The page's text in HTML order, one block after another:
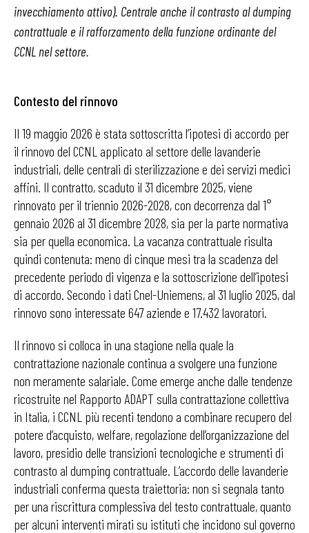
invecchiamento attivo). Centrale anche il contrasto al dumping
contrattuale e il rafforzamento della funzione ordinante del
CCNL nel settore.
Contesto del rinnovo
Il 19 maggio 2026 è stata sottoscritta l’ipotesi di accordo per
il rinnovo del CCNL applicato al settore delle lavanderie
industriali, delle centrali di sterilizzazione e dei servizi medici
affini. Il contratto, scaduto il 31 dicembre 2025, viene
rinnovato per il triennio 2026-2028, con decorrenza dal 1°
gennaio 2026 al 31 dicembre 2028, sia per la parte normativa
sia per quella economica. La vacanza contrattuale risulta
quindi contenuta: meno di cinque mesi tra la scadenza del
precedente periodo di vigenza e la sottoscrizione dell’ipotesi
di accordo. Secondo i dati Cnel-Uniemens, al 31 luglio 2025, dal
rinnovo sono interessate 647 aziende e 17.432 lavoratori.
Il rinnovo si colloca in una stagione nella quale la
contrattazione nazionale continua a svolgere una funzione
non meramente salariale. Come emerge anche dalle tendenze
ricostruite nel Rapporto ADAPT sulla contrattazione collettiva
in Italia, i CCNL più recenti tendono a combinare recupero del
potere d’acquisto, welfare, regolazione dell’organizzazione del
lavoro, presidio delle transizioni tecnologiche e strumenti di
contrasto al dumping contrattuale. L’accordo delle lavanderie
industriali conferma questa traiettoria: non si segnala tanto
per una riscrittura complessiva del testo contrattuale, quanto
per alcuni interventi mirati su istituti che incidono sul governo